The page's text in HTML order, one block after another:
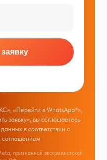
«Перейти в WhatsApp*»,
заявку», вы соглашаетесь
в соответствии с
соглашением
признанной экстремистской